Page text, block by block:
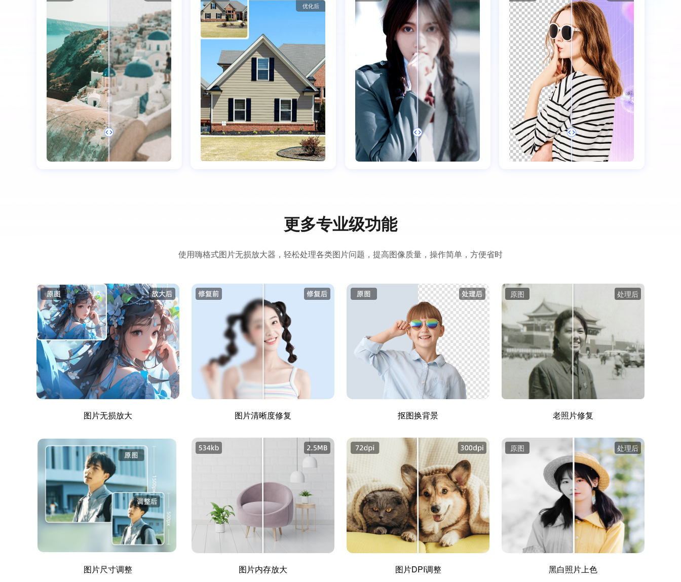
优化后
更多专业级功能
使用嗨格式图片无损放大器，轻松处理各类图片问题，提高图像质量，操作简单，方便省时
图片无损放大 图片清晰度修复 抠图换背景 老照片修复
原图 处理后
图片尺寸调整 图片内存放大 图片DPI调整 黑白照片上色
原图 处理后